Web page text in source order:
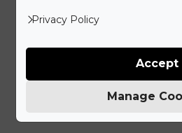
Privacy Policy
Manage
Accept